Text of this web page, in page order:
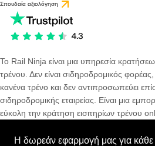
Σπουδαία αξιολόγηση
Το Rail Ninja είναι μια υπηρεσία
τρένου. Δεν είναι σιδηροδρομικός φορέας,
κανένα τρένο και δεν αντιπροσωπεύει
σιδηροδρομικής εταιρείας. Είναι μια
εύκολη την κράτηση εισιτηρίων τρένου
Η δωρεάν εφαρμογή μας για κάθε